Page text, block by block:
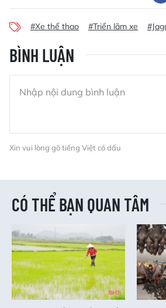
#Xe thể thao #Triển lãm xe
BÌNH LUẬN
Xin vui lòng gõ tiếng Việt có dấu
CÓ THỂ BẠN QUAN TÂM